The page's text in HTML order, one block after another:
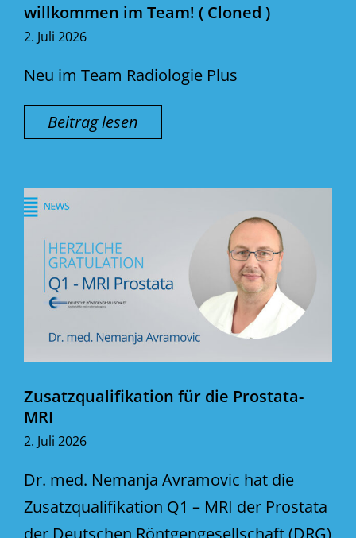
willkommen im Team! ( Cloned )
2. Juli 2026
Neu im Team Radiologie Plus
Beitrag lesen
Zusatzqualifikation für die Prostata-
MRI
2. Juli 2026
Dr. med. Nemanja Avramovic hat die
Zusatzqualifikation Q1 – MRI der Prostata
der Deutschen Röntgengesellschaft (DRG)